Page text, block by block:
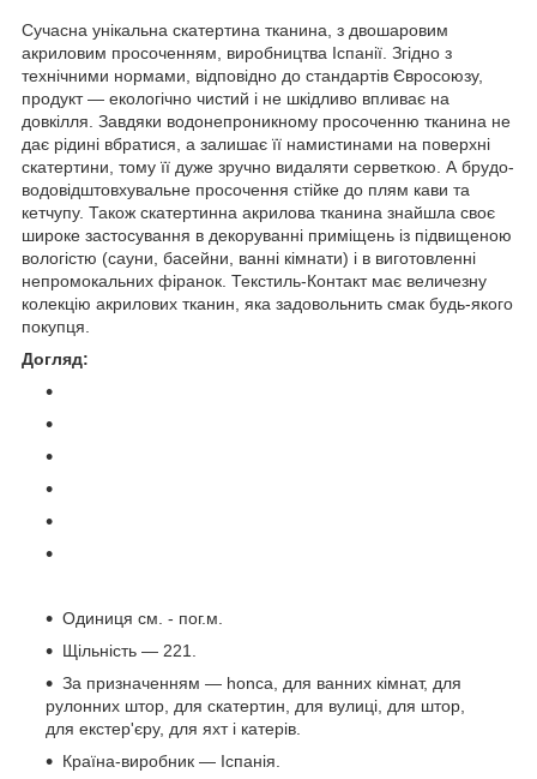
Сучасна унікальна скатертина тканина, з двошаровим
акриловим просоченням, виробництва Іспанії. Згідно з
технічними нормами, відповідно до стандартів Євросоюзу,
продукт — екологічно чистий і не шкідливо впливає на
довкілля. Завдяки водонепроникному просоченню тканина не
дає рідині вбратися, а залишає її намистинами на поверхні
скатертини, тому її дуже зручно видаляти серветкою. А брудо-
водовідштовхувальне просочення стійке до плям кави та
кетчупу. Також скатертинна акрилова тканина знайшла своє
широке застосування в декоруванні приміщень із підвищеною
вологістю (сауни, басейни, ванні кімнати) і в виготовленні
непромокальних фіранок. Текстиль-Контакт має величезну
колекцію акрилових тканин, яка задовольнить смак будь-якого
покупця.
Догляд:
Одиниця см. - пог.м.
Щільність — 221.
За призначенням — honca, для ванних кімнат, для
рулонних штор, для скатертин, для вулиці, для штор,
для екстер'єру, для яхт і катерів.
Країна-виробник — Іспанія.